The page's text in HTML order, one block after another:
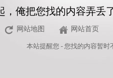
，俺把您找的内容弄丢
网站地图 网站首页
本站提醒您 - 您找的内容暂时